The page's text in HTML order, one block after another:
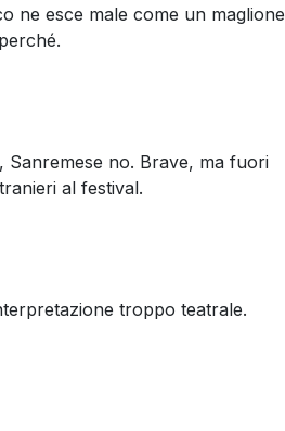
ne esce male come un maglione
Sanremese no. Brave, ma fuori
al festival.
troppo teatrale.